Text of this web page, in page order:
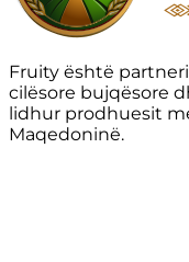
Fruity është
cilësore bujqësore
lidhur prodhuesit
Maqedoninë.